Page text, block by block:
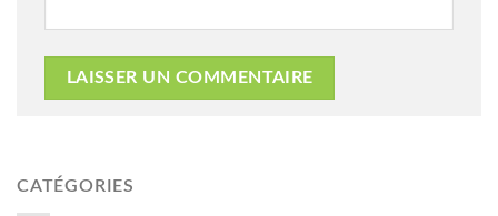
CATÉGORIES